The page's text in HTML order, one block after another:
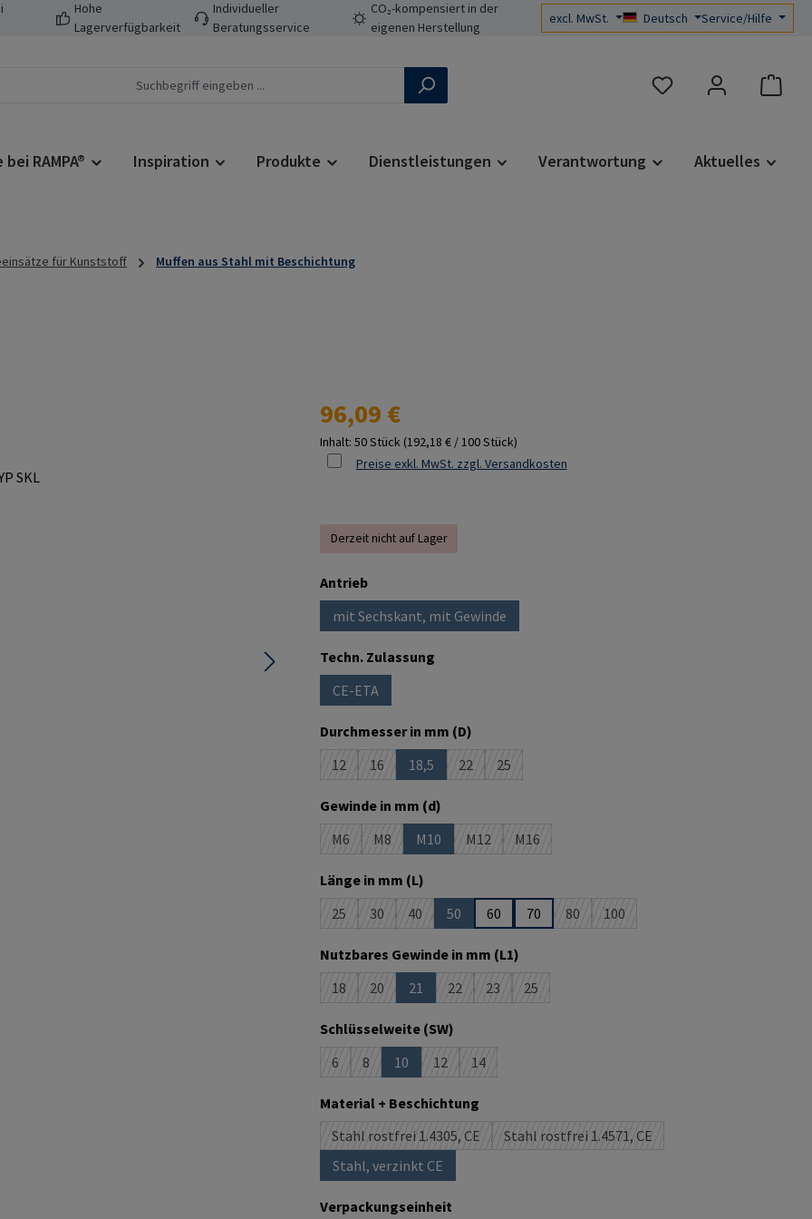
Hohe
Lagerverfügbarkeit
Individueller
Beratungsservice
CO₂-kompensiert in der
eigenen Herstellung
excl. MwSt. Deutsch Service/Hilfe
Du hast 0 Produkte auf
RAMPA® Inspiration Produkte Dienstleistungen Verantwortung Aktuelles
für Kunststoff Muffen aus Stahl mit Beschichtung
Regulärer Preis:
96,09 €
Inhalt: 50 Stück (192,18 € / 100 Stück)
Preise exkl. MwSt. zzgl. Versandkosten
Derzeit nicht auf Lager
Antriebauswählen
mit Sechskant, mit Gewinde
(Diese Option ist zurzeit nicht verfügbar.)
Techn. Zulassungauswählen
CE-ETA
(Diese Option ist zurzeit nicht verfügbar.)
Durchmesser in mm (D)auswählen
12
(Diese Option ist zurzeit nicht verfügbar.)
16
(Diese Option ist zurzeit nicht verfügbar.)
18,5
(Diese Option ist zurzeit nicht verfügbar.)
22
(Diese Option ist zurzeit nicht verfügbar.)
25
(Diese Option ist zurzeit nicht verfügbar.)
Gewinde in mm (d)auswählen
M6
(Diese Option ist zurzeit nicht verfügbar.)
M8
(Diese Option ist zurzeit nicht verfügbar.)
M10
(Diese Option ist zurzeit nicht verfügbar.)
M12
(Diese Option ist zurzeit nicht verfügbar.)
M16
(Diese Option ist zurzeit nicht verfügbar.)
Länge in mm (L)auswählen
25
(Diese Option ist zurzeit nicht verfügbar.)
30
(Diese Option ist zurzeit nicht verfügbar.)
40
(Diese Option ist zurzeit nicht verfügbar.)
50
(Diese Option ist zurzeit nicht verfügbar.)
60 70 80
(Diese Option ist zurzeit nicht verfügbar.)
100
(Diese Option ist zurzeit nicht
Nutzbares Gewinde in mm (L1)auswählen
18
(Diese Option ist zurzeit nicht verfügbar.)
20
(Diese Option ist zurzeit nicht verfügbar.)
21
(Diese Option ist zurzeit nicht verfügbar.)
22
(Diese Option ist zurzeit nicht verfügbar.)
23
(Diese Option ist zurzeit nicht verfügbar.)
25
(Diese Option ist zurzeit nicht verfügbar.)
Schlüsselweite (SW)auswählen
6
(Diese Option ist zurzeit nicht verfügbar.)
8
(Diese Option ist zurzeit nicht verfügbar.)
10
(Diese Option ist zurzeit nicht verfügbar.)
12
(Diese Option ist zurzeit nicht verfügbar.)
14
(Diese Option ist zurzeit nicht verfügbar.)
Material + Beschichtungauswählen
Stahl rostfrei 1.4305, CE
(Diese Option ist zurzeit nicht verfügbar.)
Stahl rostfrei 1.4571, CE
(Diese Option ist zurzeit nicht verfügbar.)
Stahl, verzinkt CE
(Diese Option ist zurzeit nicht verfügbar.)
Verpackungseinheitauswählen